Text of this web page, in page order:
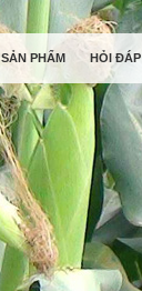
SẢN PHẨM HỎI ĐÁP